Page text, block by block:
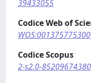
39433055
Codice Web of
Codice Scopus
2-s2.0-85209674380